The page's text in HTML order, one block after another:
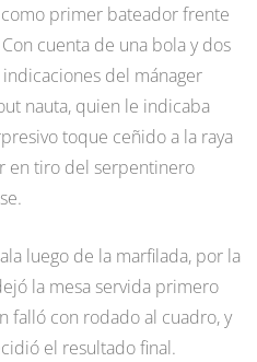
primer bateador frente
cuenta de una bola y dos
del mánager
nauta, quien le indicaba
toque ceñido a la raya
en tiro del serpentinero
luego de la marfilada, por la
la mesa servida primero
falló con rodado al cuadro, y
el resultado final.